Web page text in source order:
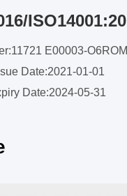
E00003-O6ROM
Date:2021-01-01
Date:2024-05-31